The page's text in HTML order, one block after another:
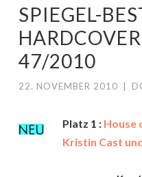
SPIEGEL-
47/2010
22. NOVEMBER 2010
Platz 1 : House
Kristin Cast